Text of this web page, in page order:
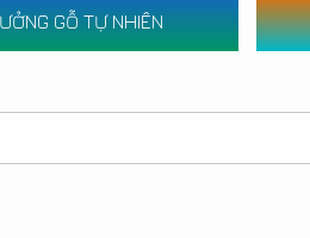
GỖ TỰ NHIÊN